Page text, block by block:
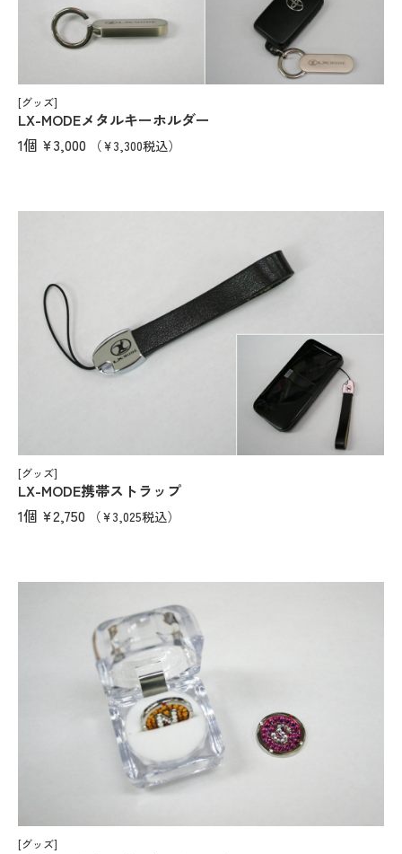
[グッズ]
LX-MODEメタルキーホルダー
1個 ¥3,000 （¥3,300税込）
[グッズ]
LX-MODE携帯ストラップ
1個 ¥2,750 （¥3,025税込）
[グッズ]